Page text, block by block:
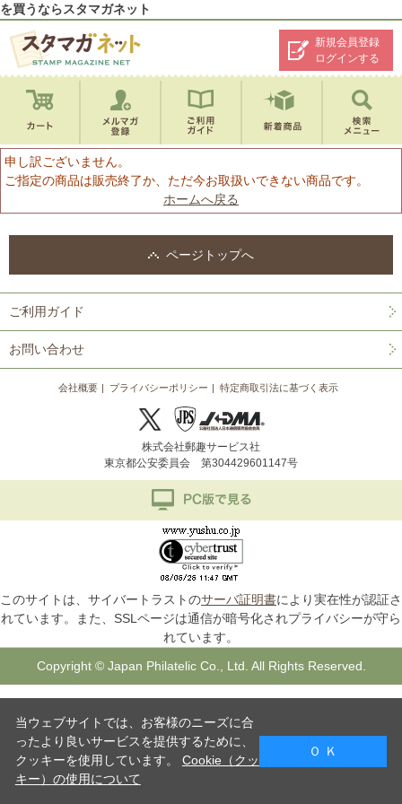
を買うならスタマガネット
新規会員登録
ログインする
申し訳ございません。
ご指定の商品は販売終了か、ただ今お取扱いできない商品です。
ホームへ戻る
ページトップへ
ご利用ガイド
お問い合わせ
会社概要 プライバシーポリシー 特定商取引法に基づく表示
株式会社郵趣サービス社
東京都公安委員会 第304429601147号
このサイトは、サイバートラストのサーバ証明書により実在性が認証さ
れています。また、SSLページは通信が暗号化されプライバシーが守ら
れています。
Copyright © Japan Philatelic Co., Ltd. All Rights Reserved.
当ウェブサイトでは、お客様のニーズに合
ったより良いサービスを提供するために、
クッキーを使用しています。 Cookie（クッ
キー）の使用について
Ｏ Ｋ